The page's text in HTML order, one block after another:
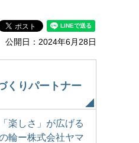
公開日：2024年6月28日
くりパートナー
楽しさ」が広げる
輪ー株式会社ヤマ